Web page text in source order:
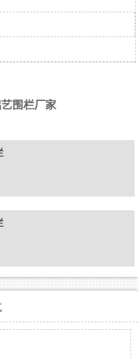
围栏厂家